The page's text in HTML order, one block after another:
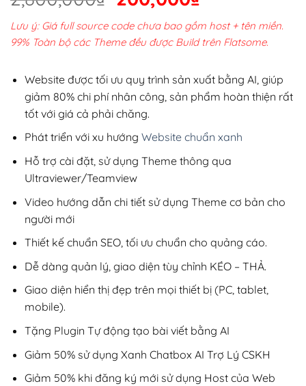
gốc
là:
2,800,000₫.
hiện
tại
200,000₫.
Lưu ý: Giá full source code chưa bao gồm host + tên miền.
99% Toàn bộ các Theme đều được Build trên Flatsome.
Website được tối ưu quy trình sản xuất bằng AI, giúp
giảm 80% chi phí nhân công, sản phẩm hoàn thiện rất
tốt với giá cả phải chăng.
Phát triển với xu hướng Website chuẩn xanh
Hỗ trợ cài đặt, sử dụng Theme thông qua
Ultraviewer/Teamview
Video hướng dẫn chi tiết sử dụng Theme cơ bản cho
người mới
Thiết kế chuẩn SEO, tối ưu chuẩn cho quảng cáo.
Dễ dàng quản lý, giao diện tùy chỉnh KÉO – THẢ.
Giao diện hiển thị đẹp trên mọi thiết bị (PC, tablet,
mobile).
Tặng Plugin Tự động tạo bài viết bằng AI
Giảm 50% sử dụng Xanh Chatbox AI Trợ Lý CSKH
Giảm 50% khi đăng ký mới sử dụng Host của Web